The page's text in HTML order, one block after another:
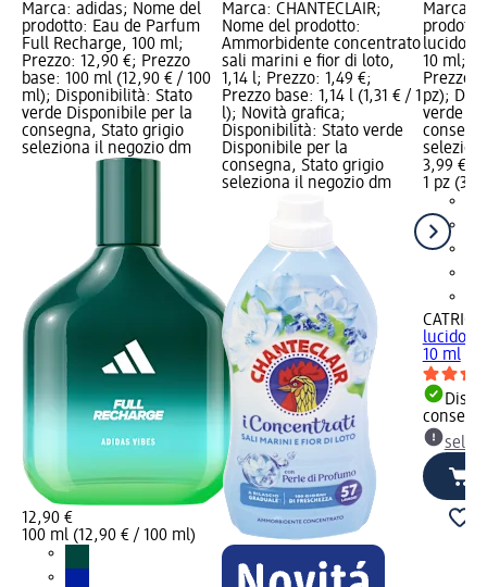
Marca: adidas; Nome del
prodotto: Eau de Parfum
Full Recharge, 100 ml;
Prezzo: 12,90 €; Prezzo
base: 100 ml (12,90 € / 100
ml); Disponibilità: Stato
verde Disponibile per la
consegna, Stato grigio
seleziona il negozio dm
12,90 €
100 ml (12,90 € / 100 ml)
Marca: CHANTECLAIR;
Nome del prodotto:
Ammorbidente concentrato
sali marini e fior di loto,
1,14 l; Prezzo: 1,49 €;
Prezzo base: 1,14 l (1,31 € / 1
l); Novità grafica;
Disponibilità: Stato verde
Disponibile per la
consegna, Stato grigio
seleziona il negozio dm
Marca:
lucido
10 ml;
Prezzo
pz);
verde
3,99 €
1 pz
CATRICE
lucido
10 ml